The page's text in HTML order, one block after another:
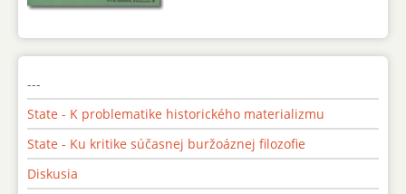
---
State - K problematike historického materializmu
State - Ku kritike súčasnej buržoáznej filozofie
Diskusia